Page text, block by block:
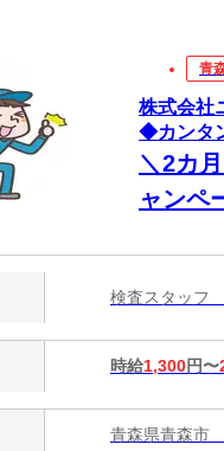
青
株式会社
◆カンタ
＼2カ
ャンペ
検査スタッフ
時給1,300円〜
青森県青森市